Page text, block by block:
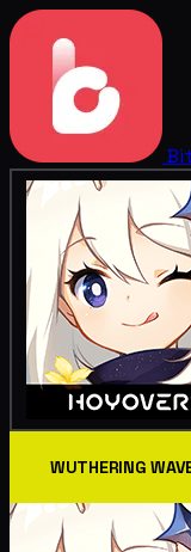
WUTHERING